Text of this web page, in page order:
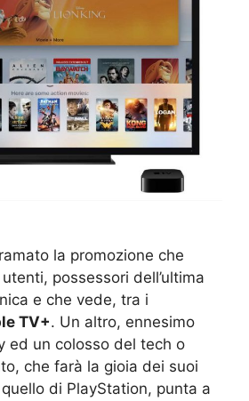
la promozione che
possessori dell’ultima
e che vede, tra i
TV+. Un altro, ennesimo
ed un colosso del tech o
che farà la gioia dei suoi
di PlayStation, punta a